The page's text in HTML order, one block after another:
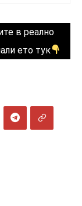
в реално
ето тук